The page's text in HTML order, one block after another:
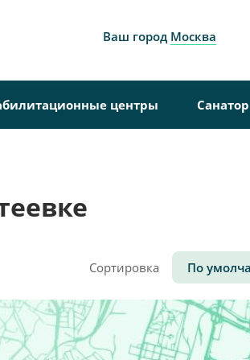
Ваш город Москва
центры
Сортировка По